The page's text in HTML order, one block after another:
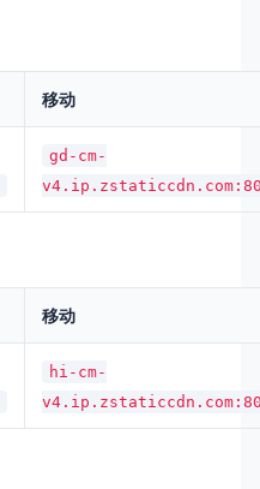
移动
gd-cm-
移动
hi-cm-